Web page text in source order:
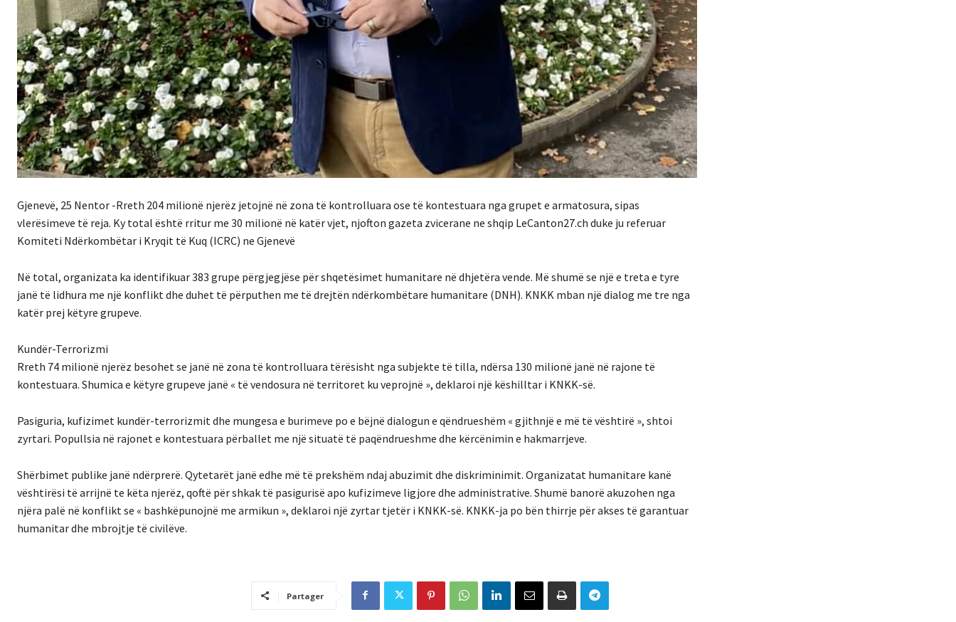
Gjenevë, 25 Nentor -Rreth 204 milionë njerëz jetojnë në zona të kontrolluara ose të kontestuara nga grupet e armatosura, sipas
vlerësimeve të reja. Ky total është rritur me 30 milionë në katër vjet, njofton gazeta zvicerane ne shqip LeCanton27.ch duke ju referuar
Komiteti Ndërkombëtar i Kryqit të Kuq (ICRC) ne Gjenevë
Në total, organizata ka identifikuar 383 grupe përgjegjëse për shqetësimet humanitare në dhjetëra vende. Më shumë se një e treta e tyre
janë të lidhura me një konflikt dhe duhet të përputhen me të drejtën ndërkombëtare humanitare (DNH). KNKK mban një dialog me tre nga
katër prej këtyre grupeve.
Kundër-Terrorizmi
Rreth 74 milionë njerëz besohet se janë në zona të kontrolluara tërësisht nga subjekte të tilla, ndërsa 130 milionë janë në rajone të
kontestuara. Shumica e këtyre grupeve janë « të vendosura në territoret ku veprojnë », deklaroi një këshilltar i KNKK-së.
Pasiguria, kufizimet kundër-terrorizmit dhe mungesa e burimeve po e bëjnë dialogun e qëndrueshëm « gjithnjë e më të vështirë », shtoi
zyrtari. Popullsia në rajonet e kontestuara përballet me një situatë të paqëndrueshme dhe kërcënimin e hakmarrjeve.
Shërbimet publike janë ndërprerë. Qytetarët janë edhe më të prekshëm ndaj abuzimit dhe diskriminimit. Organizatat humanitare kanë
vështirësi të arrijnë te këta njerëz, qoftë për shkak të pasigurisë apo kufizimeve ligjore dhe administrative. Shumë banorë akuzohen nga
njëra palë në konflikt se « bashkëpunojnë me armikun », deklaroi një zyrtar tjetër i KNKK-së. KNKK-ja po bën thirrje për akses të garantuar
humanitar dhe mbrojtje të civilëve.
Partager